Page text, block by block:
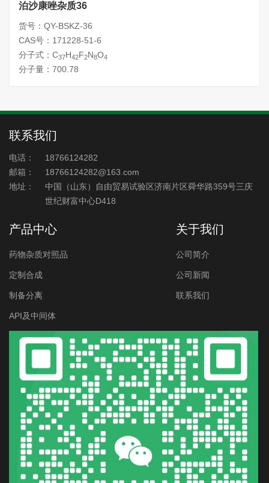
泊沙康唑杂质36
货号：QY-BSKZ-36
CAS号：171228-51-6
分子式：C37H42F2N8O4
分子量：700.78
联系我们
电话：
18766124282
邮箱：
18766124282@163.com
地址：
中国（山东）自由贸易试验区济南片区舜华路359号三庆
世纪财富中心D418
产品中心
药物杂质对照品
定制合成
制备分离
API及中间体
关于我们
公司简介
公司新闻
联系我们